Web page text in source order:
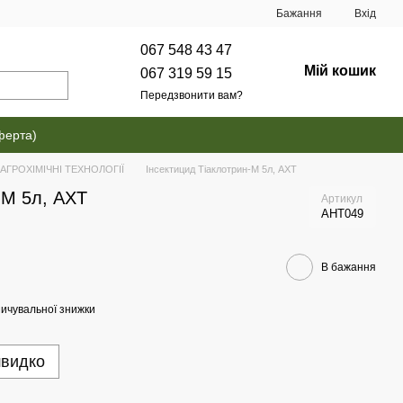
Бажання Вхід
067 548 43 47
067 319 59 15
Передзвонити вам?
Мій кошик
АГРОХІМІЧНІ ТЕХНОЛОГІЇ Інсектицид Тіаклотрин-М 5л, АХТ
М 5л, АХТ Артикул
AHT049
В бажання
знижки